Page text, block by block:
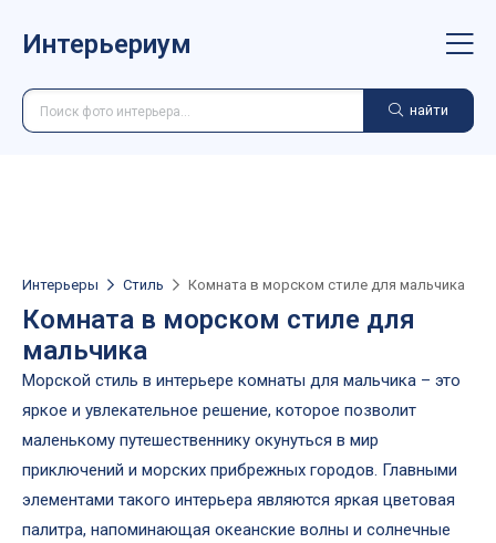
Интерьериум
найти
Интерьеры Стиль Комната в морском стиле для мальчика
Комната в морском стиле для
мальчика
Морской стиль в интерьере комнаты для мальчика – это
яркое и увлекательное решение, которое позволит
маленькому путешественнику окунуться в мир
приключений и морских прибрежных городов. Главными
элементами такого интерьера являются яркая цветовая
палитра, напоминающая океанские волны и солнечные